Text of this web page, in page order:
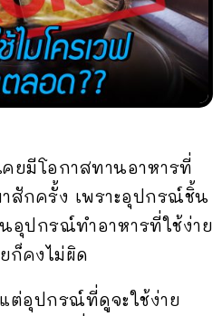
คยมีโอกาสทานอาหารที่
สักครั้ง เพราะอุปกรณ์ชิ้น
อุปกรณ์ทำอาหารที่ใช้ง่าย
ก็คงไม่ผิด
ต่อุปกรณ์ที่ดูจะใช้ง่าย